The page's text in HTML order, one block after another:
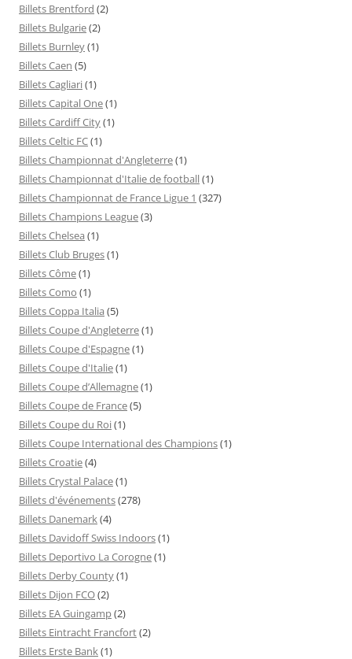
Billets Brentford (2)
Billets Bulgarie(2)
Billets Burnley(1)
Billets Caen (5)
Billets Cagliari(1)
Billets Capital One(1)
Billets Cardiff City(1)
Billets Celtic FC(1)
Billets Championnat d'Angleterre(1)
Billets Championnat d'Italie de football(1)
Billets Championnat de France Ligue 1 (327)
Billets Champions League(3)
Billets Chelsea (1)
Billets Club Bruges(1)
Billets Côme(1)
Billets Como (1)
Billets Coppa Italia (5)
Billets Coupe d'Angleterre(1)
Billets Coupe d'Espagne(1)
Billets Coupe d'Italie(1)
Billets Coupe d’Allemagne(1)
Billets Coupe de France(5)
Billets Coupe du Roi(1)
Billets Coupe International des Champions(1)
Billets Croatie(4)
Billets Crystal Palace(1)
Billets d'événements(278)
Billets Danemark(4)
Billets Davidoff Swiss Indoors(1)
Billets Deportivo La Corogne(1)
Billets Derby County(1)
Billets Dijon FCO(2)
Billets EA Guingamp(2)
Billets Eintracht Francfort(2)
Billets Erste Bank(1)